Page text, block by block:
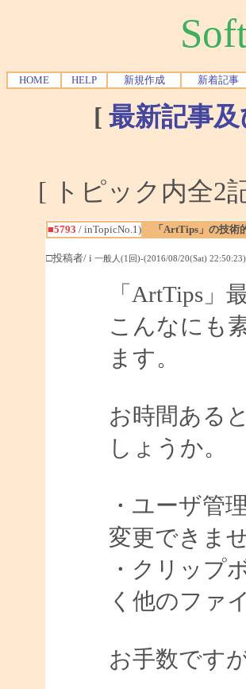
HOME HELP 新規作成 新着記事
[ 最新記事
[ トピック内全
■5793 / inTopicNo.1) 「ArtTips」の技術
□投稿者/ i 一般人(1回)-(2016/08/20(Sat) 22:50:23)
「ArtTips」
こんなにも
ます。
お時間ある
しょうか。
・ユーザ管
変更できま
・クリップ
く他のファ
お手数です